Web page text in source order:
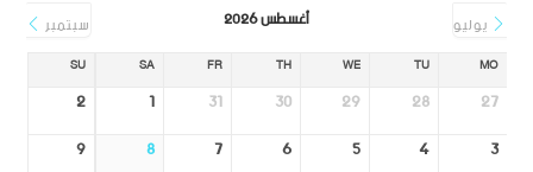
يوليو أغسطس 2026 سبتمبر
MO
TU
WE
TH
FR
SA
SU
27
28
29
30
31
1
2
3
4
5
6
7
8
9